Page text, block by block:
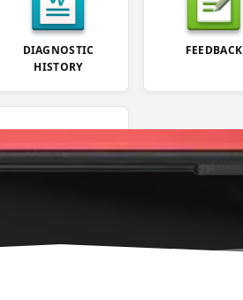
DIAGNOSTIC
HISTORY
FEEDBACK